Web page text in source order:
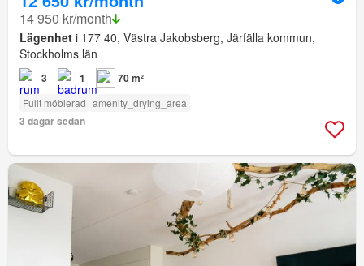
14 950 kr/month
Lägenhet i 177 40, Västra Jakobsberg, Järfälla kommun,
Stockholms län
3 1 70 m²
Fullt möblerad amenity_drying_area
3 dagar sedan